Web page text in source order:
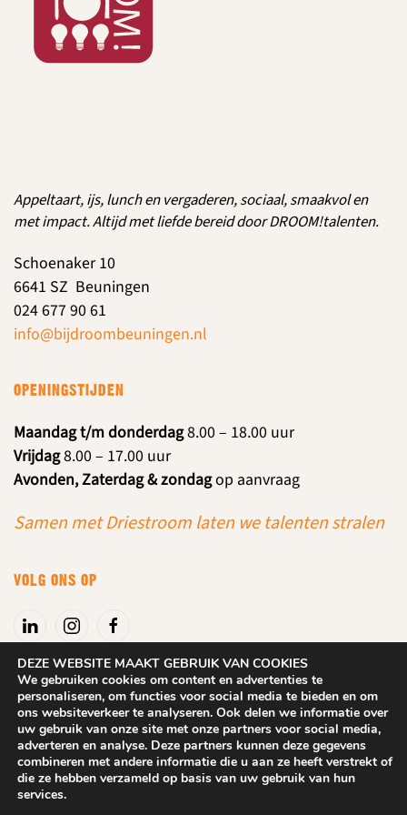
Appeltaart, ijs, lunch en vergaderen, sociaal, smaakvol en
met impact. Altijd met liefde bereid door DROOM!talenten.
Schoenaker 10
6641 SZ Beuningen
024 677 90 61
info@bijdroombeuningen.nl
OPENINGSTIJDEN
Maandag t/m donderdag8.00 – 18.00 uur
Vrijdag8.00 – 17.00 uur
Avonden, Zaterdag & zondagop aanvraag
Samen met Driestroom laten we talenten stralen
VOLG ONS OP
Algemene voorwaarden|Privacyverklaring
2025DROOM! Beuningen. Alle rechten behouden.Website: Dix
Design
DEZE WEBSITE MAAKT GEBRUIK VAN COOKIES
We gebruiken cookies om content en advertenties te
personaliseren, om functies voor social media te bieden en om
ons websiteverkeer te analyseren. Ook delen we informatie over
uw gebruik van onze site met onze partners voor social media,
adverteren en analyse. Deze partners kunnen deze gegevens
combineren met andere informatie die u aan ze heeft verstrekt of
die ze hebben verzameld op basis van uw gebruik van hun
services.